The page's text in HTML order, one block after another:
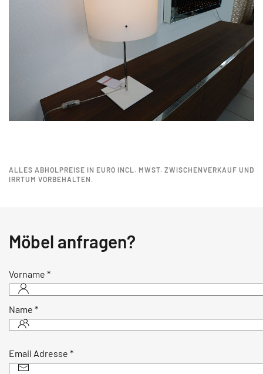
ALLES ABHOLPREISE IN EURO INCL. MWST. ZWISCHENVERKAUF UND
IRRTUM VORBEHALTEN.
Möbel anfragen?
Vorname *
Name *
Email Adresse *